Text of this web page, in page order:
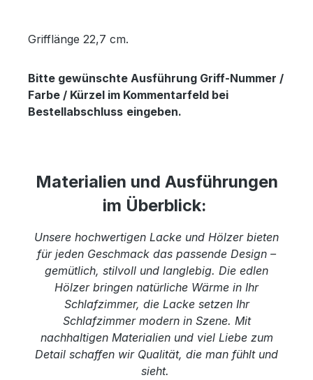
Grifflänge 22,7 cm.
Bitte gewünschte Ausführung Griff-Nummer /
Farbe / Kürzel im Kommentarfeld bei
Bestellabschluss eingeben.
Materialien und Ausführungen
im Überblick:
Unsere hochwertigen Lacke und Hölzer bieten
für jeden Geschmack das passende Design –
gemütlich, stilvoll und langlebig. Die edlen
Hölzer bringen natürliche Wärme in Ihr
Schlafzimmer, die Lacke setzen Ihr
Schlafzimmer modern in Szene. Mit
nachhaltigen Materialien und viel Liebe zum
Detail schaffen wir Qualität, die man fühlt und
sieht.